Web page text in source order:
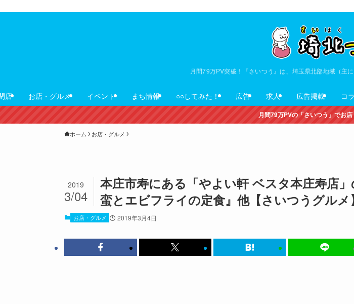
月間79万PV突破！『さいつう』は、埼玉県北部地域（主
店 お店・グルメ イベント まち情報 ○○してみた！ 広告 求人 広告掲載 コ
月間79万PVの「さいつう」でお
ホーム お店・グルメ
本庄市寿にある「やよい軒 ベスタ本庄寿店
蛮とエビフライの定食』他【さいつうグルメ
2019
3/04
お店・グルメ 2019年3月4日